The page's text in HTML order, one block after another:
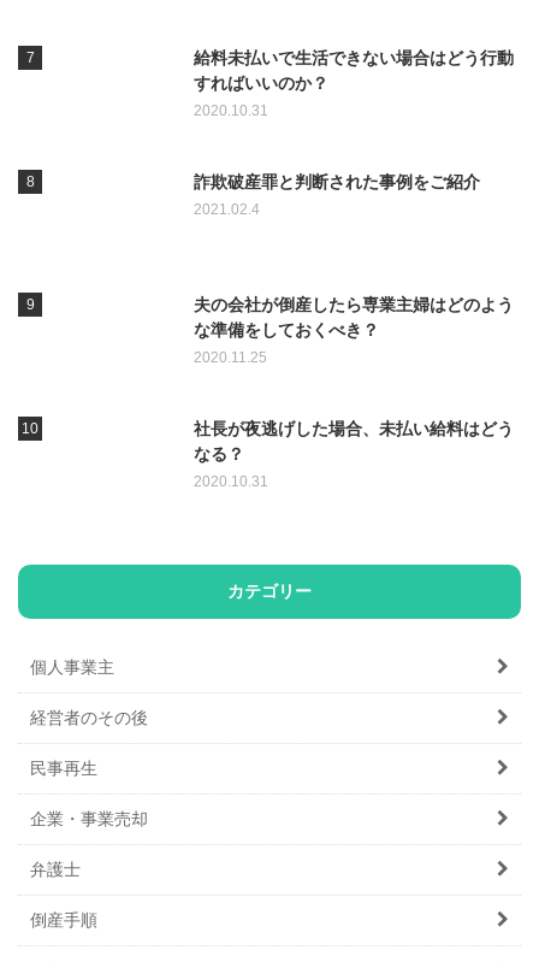
給料未払いで生活できない場合はどう行動
すればいいのか？
2020.10.31
詐欺破産罪と判断された事例をご紹介
2021.02.4
夫の会社が倒産したら専業主婦はどのよう
な準備をしておくべき？
2020.11.25
社長が夜逃げした場合、未払い給料はどう
なる？
2020.10.31
カテゴリー
個人事業主
経営者のその後
民事再生
企業・事業売却
弁護士
倒産手順